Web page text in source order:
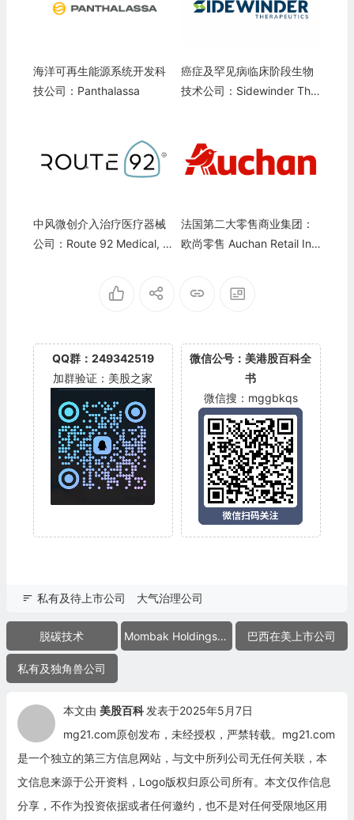
海洋可再生能源系统开发科
技公司：Panthalassa
癌症及罕见病临床阶段生物
技术公司：Sidewinder Ther
中风微创介入治疗医疗器械
公司：Route 92 Medical, In
法国第二大零售商业集团：
欧尚零售 Auchan Retail Int
QQ群：249342519
加群验证：美股之家
微信公号：美港股百科全
书
微信搜：mggbkqs
私有及待上市公司 大气治理公司
脱碳技术 Mombak Holdings Ltd. 巴西在美上市公司
私有及独角兽公司
本文由 美股百科 发表于2025年5月7日
mg21.com原创发布，未经授权，严禁转载。mg21.com
是一个独立的第三方信息网站，与文中所列公司无任何关联，本
文信息来源于公开资料，Logo版权归原公司所有。本文仅作信息
分享，不作为投资依据或者任何邀约，也不是对任何受限地区用